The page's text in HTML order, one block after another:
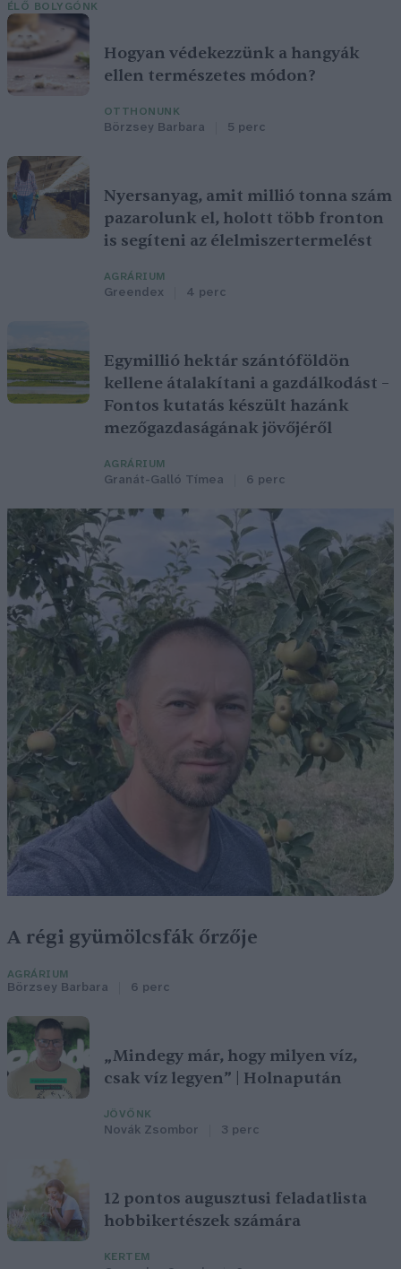
ÉLŐ BOLYGÓNK
Hogyan védekezzünk a hangyák
ellen természetes módon?
OTTHONUNK
Börzsey Barbara 5 perc
Nyersanyag, amit millió tonna szám
pazarolunk el, holott több fronton
is segíteni az élelmiszertermelést
AGRÁRIUM
Greendex 4 perc
Egymillió hektár szántóföldön
kellene átalakítani a gazdálkodást –
Fontos kutatás készült hazánk
mezőgazdaságának jövőjéről
AGRÁRIUM
Granát-Galló Tímea 6 perc
A régi gyümölcsfák őrzője
AGRÁRIUM
Börzsey Barbara 6 perc
„Mindegy már, hogy milyen víz,
csak víz legyen” | Holnapután
JÖVŐNK
Novák Zsombor 3 perc
12 pontos augusztusi feladatlista
hobbikertészek számára
KERTEM